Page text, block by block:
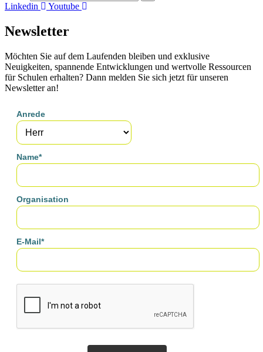
Linkedin
Youtube
Newsletter
Möchten Sie auf dem Laufenden bleiben und exklusive
Neuigkeiten, spannende Entwicklungen und wertvolle Ressourcen
für Schulen erhalten? Dann melden Sie sich jetzt für unseren
Newsletter an!
Anrede
Name*
Organisation
E-Mail*